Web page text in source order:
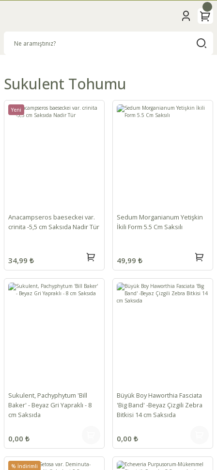
Sukulent Tohumu
Yeni
Anacampseros baeseckei var.
crinita -5,5 cm Saksıda Nadir Tür
34,99 ₺
Sedum Morganianum Yetişkin
İkili Form 5.5 Cm Saksılı
49,99 ₺
Sukulent, Pachyphytum 'Bill
Baker' - Beyaz Gri Yapraklı - 8
cm Saksıda
0,00 ₺
Büyük Boy Haworthia Fasciata
'Big Band' -Beyaz Çizgili Zebra
Bitkisi 14 cm Saksıda
0,00 ₺
% İndirimli